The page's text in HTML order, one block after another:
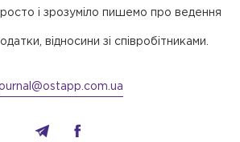
і зрозуміло пишемо про ведення
відносини зі співробітниками.